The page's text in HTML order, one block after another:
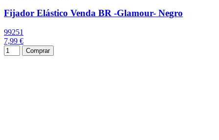
Fijador Elástico Venda BR -Glamour- Negro
99251
7,99 €
Comprar